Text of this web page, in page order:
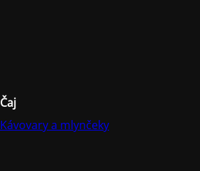
Čaj
Kávovary a mlynčeky